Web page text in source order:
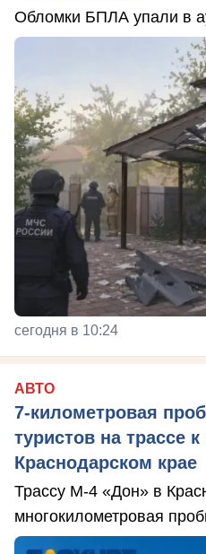
Обломки БПЛА упали в
сегодня в 10:24
АВТО
7-километровая
туристов на трассе
Краснодарском крае
Трассу М-4 «Дон» в
многокилометровая